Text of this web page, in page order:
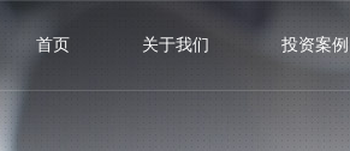
首页 关于我们 投资案例